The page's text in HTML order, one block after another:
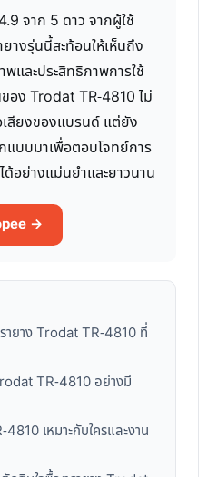
จาก 5 ดาว จากผู้ใช้
างรุ่นนี้สะท้อนให้เห็นถึง
และประสิทธิภาพการใช้
อง Trodat TR-4810 ไม่
สียงของแบรนด์ แต่ยัง
บบมาเพื่อตอบโจทย์การ
ด้อย่างแม่นยำและยาวนาน
→
ยาง Trodat TR-4810 ที่
TR-4810 อย่างมี
เหมาะกับใครและงาน